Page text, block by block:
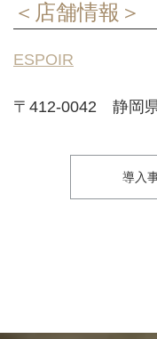
＜店舗情報＞
ESPOIR
〒412-0042 静岡
導入